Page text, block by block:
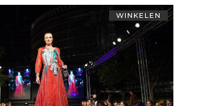
WINKELEN